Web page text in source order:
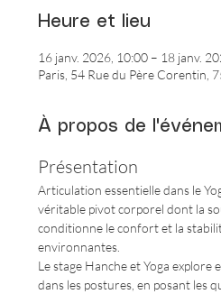
Heure et lieu
16 janv. 2026, 10:00 – 18 janv.
Paris, 54 Rue du Père Corentin,
À propos de
Présentation
Articulation essentielle dans le
véritable pivot corporel dont la
conditionne le confort et la
environnantes.
Le stage Hanche et Yoga
dans les postures, en posant les